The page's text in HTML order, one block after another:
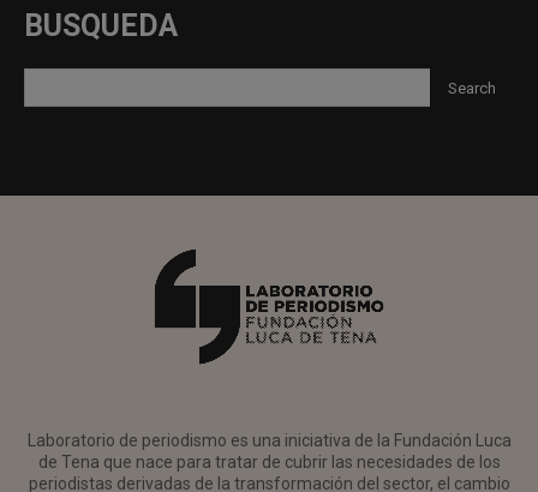
BUSQUEDA
Laboratorio de periodismo es una iniciativa de la Fundación Luca
de Tena que nace para tratar de cubrir las necesidades de los
periodistas derivadas de la transformación del sector, el cambio